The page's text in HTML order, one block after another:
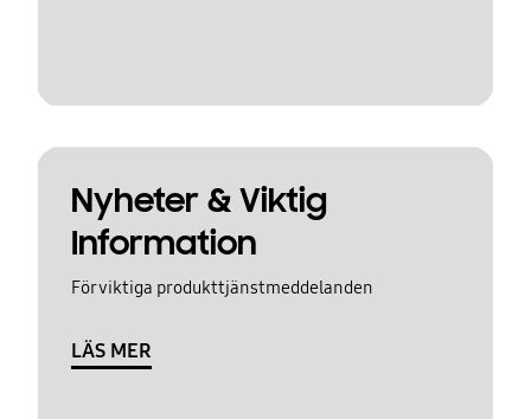
Nyheter & Viktig
Information
För viktiga produkttjänstmeddelanden
LÄS MER